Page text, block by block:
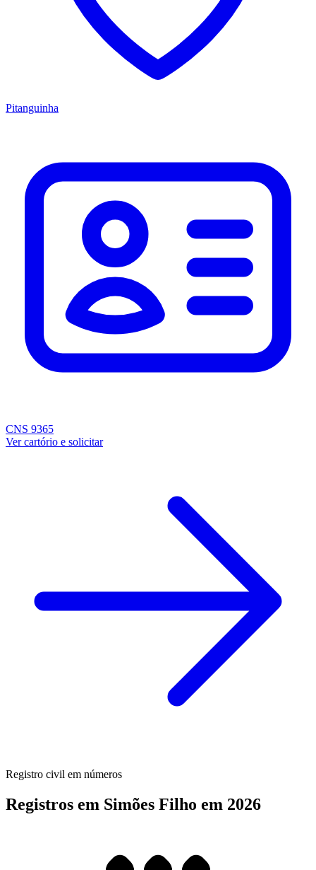
Pitanguinha
CNS 9365
Ver cartório e solicitar
Registro civil em números
Registros em Simões Filho em 2026